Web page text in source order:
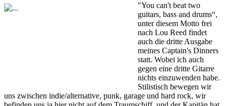
"You can't beat two
guitars, bass and drums“,
unter diesem Motto frei
nach Lou Reed findet
auch die dritte Ausgabe
meines Captain's Dinners
statt. Wobei ich auch
gegen eine dritte Gitarre
nichts einzuwenden habe.
Stilistisch bewegen wir
uns zwischen indie/alternative, punk, garage und hard rock, wir